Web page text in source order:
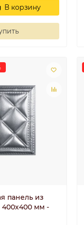
В корзину
панель из
400х400 мм -